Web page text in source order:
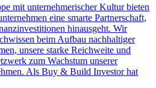
mit unternehmerischer Kultur bieten
eine smarte Partnerschaft,
hinausgeht. Wir
beim Aufbau nachhaltiger
unsere starke Reichweite und
zum Wachstum unserer
Als Buy & Build Investor hat